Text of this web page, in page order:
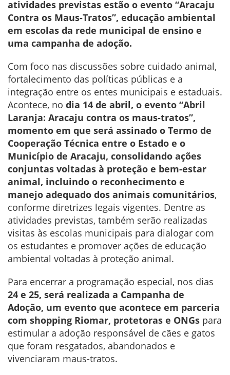
atividades previstas estão o evento “Aracaju
Contra os Maus-Tratos”, educação ambiental
em escolas da rede municipal de ensino e
uma campanha de adoção.
Com foco nas discussões sobre cuidado animal,
fortalecimento das políticas públicas e a
integração entre os entes municipais e estaduais.
Acontece, no dia 14 de abril, o evento “Abril
Laranja: Aracaju contra os maus-tratos”,
momento em que será assinado o Termo de
Cooperação Técnica entre o Estado e o
Município de Aracaju, consolidando ações
conjuntas voltadas à proteção e bem-estar
animal, incluindo o reconhecimento e
manejo adequado dos animais comunitários,
conforme diretrizes legais vigentes. Dentre as
atividades previstas, também serão realizadas
visitas às escolas municipais para dialogar com
os estudantes e promover ações de educação
ambiental voltadas à proteção animal.
Para encerrar a programação especial, nos dias
24 e 25, será realizada a Campanha de
Adoção, um evento que acontece em parceria
com shopping Riomar, protetoras e ONGs para
estimular a adoção responsável de cães e gatos
que foram resgatados, abandonados e
vivenciaram maus-tratos.